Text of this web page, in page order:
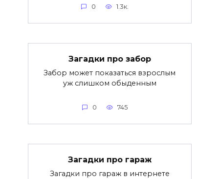
0 1.3к.
Загадки про забор
Забор может показаться взрослым
уж слишком обыденным
0 745
Загадки про гараж
Загадки про гараж в интернете